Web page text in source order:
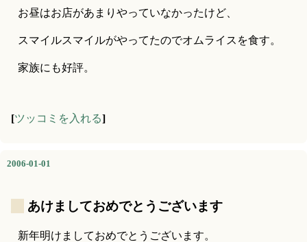
お昼はお店があまりやっていなかったけど、
スマイルスマイルがやってたのでオムライスを食す。
家族にも好評。
[ツッコミを入れる]
2006-01-01
あけましておめでとうございます
新年明けましておめでとうございます。